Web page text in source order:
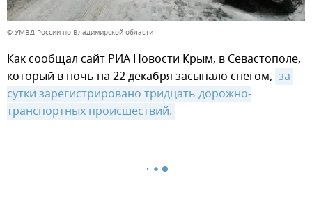
© УМВД России по Владимирской области
Как сообщал сайт РИА Новости Крым, в Севастополе,
который в ночь на 22 декабря засыпало снегом, за
сутки зарегистрировано тридцать дорожно-
транспортных происшествий.